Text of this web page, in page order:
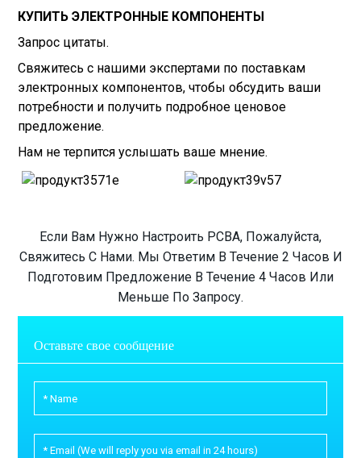
КУПИТЬ ЭЛЕКТРОННЫЕ КОМПОНЕНТЫ
Запрос цитаты.
Свяжитесь с нашими экспертами по поставкам
электронных компонентов, чтобы обсудить ваши
потребности и получить подробное ценовое
предложение.
Нам не терпится услышать ваше мнение.
Если Вам Нужно Настроить PCBA, Пожалуйста,
Свяжитесь С Нами. Мы Ответим В Течение 2 Часов И
Подготовим Предложение В Течение 4 Часов Или
Меньше По Запросу.
Оставьте свое сообщение